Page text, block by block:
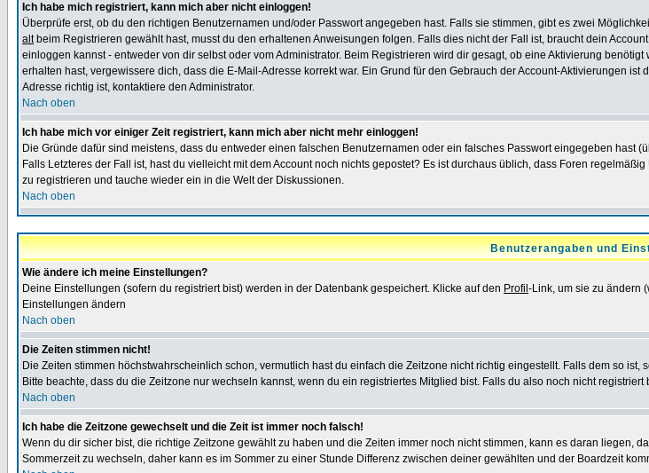
Ich habe mich registriert, kann mich aber nicht einloggen!
Überprüfe erst, ob du den richtigen Benutzernamen und/oder Passwort angegeben hast. Falls sie stimmen, gibt es zwei
altbeim Registrieren gewählt hast, musst du den erhaltenen Anweisungen folgen. Falls dies nicht der Fall ist, braucht dein
einloggen kannst - entweder von dir selbst oder vom Administrator. Beim Registrieren wird dir gesagt, ob eine Aktivierung
erhalten hast, vergewissere dich, dass die E-Mail-Adresse korrekt war. Ein Grund für den Gebrauch der Account-Aktivierungen
Adresse richtig ist, kontaktiere den Administrator.
Nach oben
Ich habe mich vor einiger Zeit registriert, kann mich aber nicht mehr einloggen!
Die Gründe dafür sind meistens, dass du entweder einen falschen Benutzernamen oder ein falsches Passwort eingegeben
Falls Letzteres der Fall ist, hast du vielleicht mit dem Account noch nichts gepostet? Es ist durchaus üblich, dass Foren
zu registrieren und tauche wieder ein in die Welt der Diskussionen.
Nach oben
Benutzerangaben und
Wie ändere ich meine Einstellungen?
Deine Einstellungen (sofern du registriert bist) werden in der Datenbank gespeichert. Klicke auf den Profil -Link, um sie zu ändern
Einstellungen ändern
Nach oben
Die Zeiten stimmen nicht!
Die Zeiten stimmen höchstwahrscheinlich schon, vermutlich hast du einfach die Zeitzone nicht richtig eingestellt. Falls dem so
Bitte beachte, dass du die Zeitzone nur wechseln kannst, wenn du ein registriertes Mitglied bist. Falls du also noch nicht
Nach oben
Ich habe die Zeitzone gewechselt und die Zeit ist immer noch falsch!
Wenn du dir sicher bist, die richtige Zeitzone gewählt zu haben und die Zeiten immer noch nicht stimmen, kann es daran liegen,
Sommerzeit zu wechseln, daher kann es im Sommer zu einer Stunde Differenz zwischen deiner gewählten und der Boardzeit